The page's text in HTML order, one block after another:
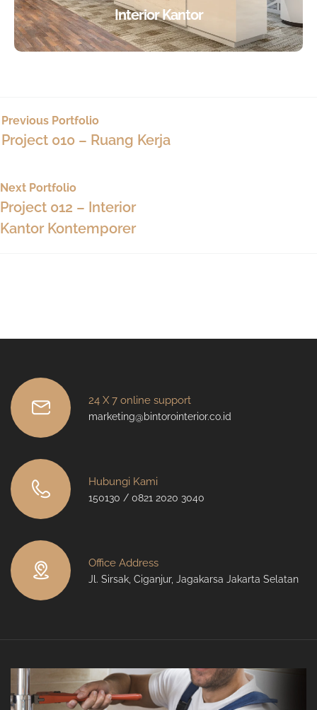
Interior Kantor
Previous Portfolio
Project 010 – Ruang Kerja
Next Portfolio
Project 012 – Interior
Kantor Kontemporer
24 X 7 online support
marketing@bintorointerior.co.id
Hubungi Kami
150130 / 0821 2020 3040
Office Address
Jl. Sirsak, Ciganjur, Jagakarsa Jakarta Selatan